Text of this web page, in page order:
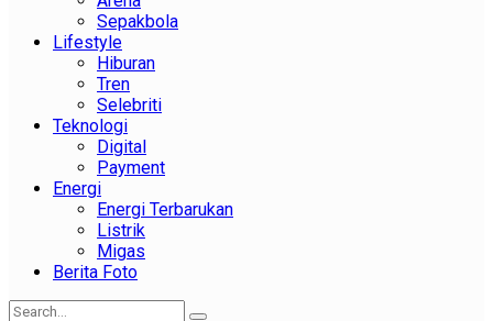
Sepakbola
Lifestyle
Hiburan
Tren
Selebriti
Teknologi
Digital
Payment
Energi
Energi Terbarukan
Listrik
Migas
Berita Foto